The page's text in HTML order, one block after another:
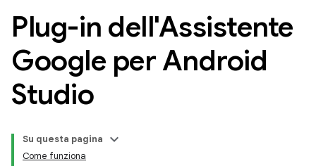
Plug-in dell'Assistente
Google per Android
Studio
Su questa pagina
Come funziona